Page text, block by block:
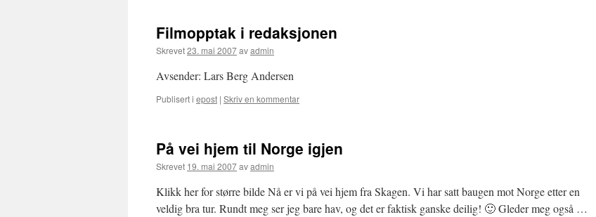
Filmopptak i redaksjonen
Skrevet23. mai 2007avadmin
Avsender: Lars Berg Andersen
Publisert i epost | Skriv en kommentar
På vei hjem til Norge igjen
Skrevet 19. mai 2007avadmin
Klikk her for større bilde Nå er vi på vei hjem fra Skagen. Vi har satt baugen mot Norge etter en
veldig bra tur. Rundt meg ser jeg bare hav, og det er faktisk ganske deilig! 🙂 Gleder meg også …